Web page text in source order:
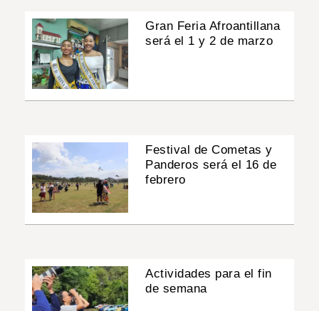
Gran Feria Afroantillana
será el 1 y 2 de marzo
Festival de Cometas y
Panderos será el 16 de
febrero
Actividades para el fin
de semana